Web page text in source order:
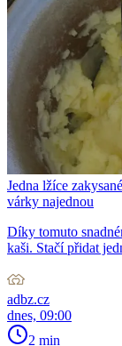
Jedna lžíce
várky najednou
Díky tomuto
kaši. Stačí přidat
adbz.cz
dnes, 09:00
2 min